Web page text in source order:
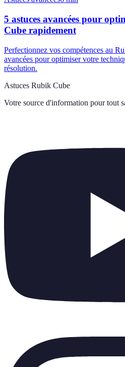
5 astuces avancées pour
Cube rapidement
Perfectionnez vos compétences au
avancées pour optimiser votre
résolution.
Astuces Rubik Cube
Votre source d'information pour tout